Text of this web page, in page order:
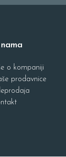
o kompaniji
prodavnice